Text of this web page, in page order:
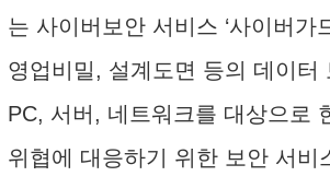
는 사이버보안 서비스 ‘사이버가
영업비밀, 설계도면 등의 데이터
PC, 서버, 네트워크를 대상으로
위협에 대응하기 위한 보안 서비